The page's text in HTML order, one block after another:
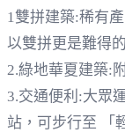
1雙拼建築:稀有
以雙拼更是難得
2.綠地華夏建築:
3.交通便利:大眾
站，可步行至 「